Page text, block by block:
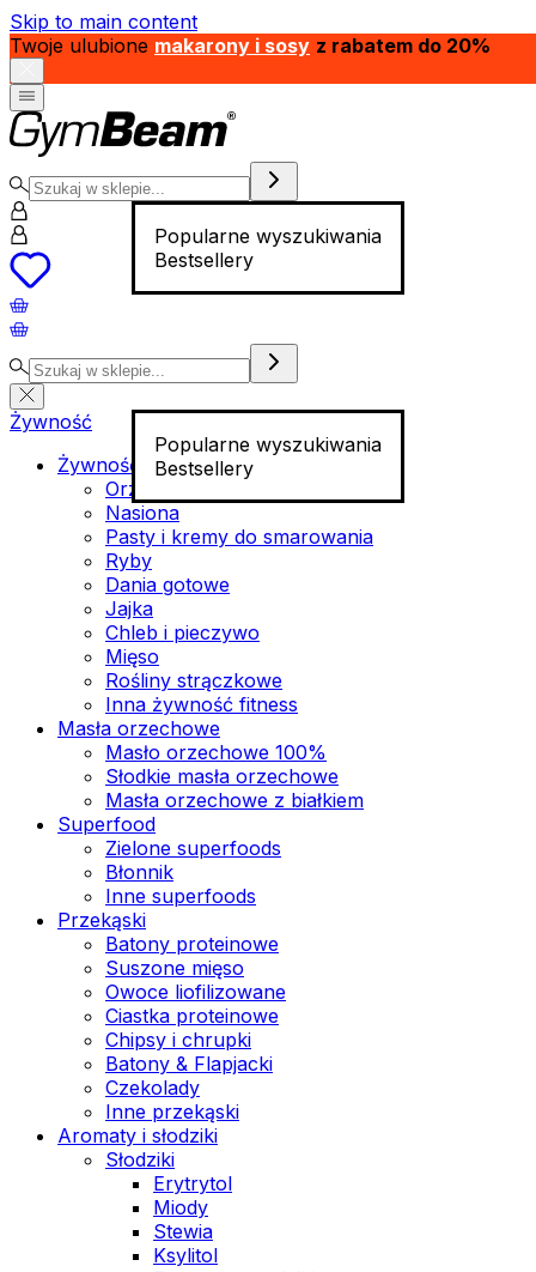
Skip to main content
Twoje ulubione makarony i sosy z rabatem do 20%
Popularne wyszukiwania
Bestsellery
Popularne wyszukiwania
Bestsellery
Żywność
Żywność funkcjonalna
Orzechy
Nasiona
Pasty i kremy do smarowania
Ryby
Dania gotowe
Jajka
Chleb i pieczywo
Mięso
Rośliny strączkowe
Inna żywność fitness
Masła orzechowe
Masło orzechowe 100%
Słodkie masła orzechowe
Masła orzechowe z białkiem
Superfood
Zielone superfoods
Błonnik
Inne superfoods
Przekąski
Batony proteinowe
Suszone mięso
Owoce liofilizowane
Ciastka proteinowe
Chipsy i chrupki
Batony & Flapjacki
Czekolady
Inne przekąski
Aromaty i słodziki
Słodziki
Erytrytol
Miody
Stewia
Ksylitol